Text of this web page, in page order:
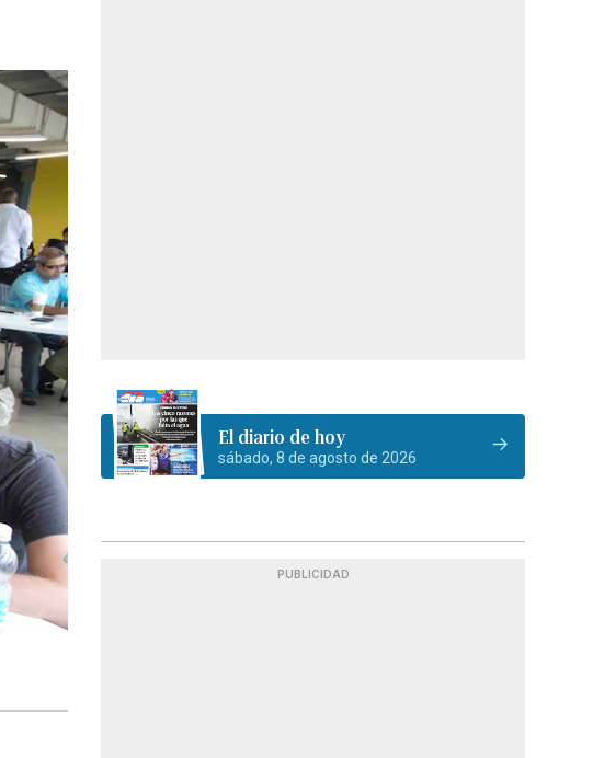
El diario de hoy
sábado, 8 de agosto de 2026
PUBLICIDAD